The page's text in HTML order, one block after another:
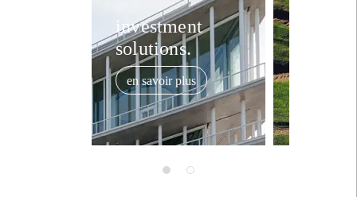
investment
solutions.
en savoir plus